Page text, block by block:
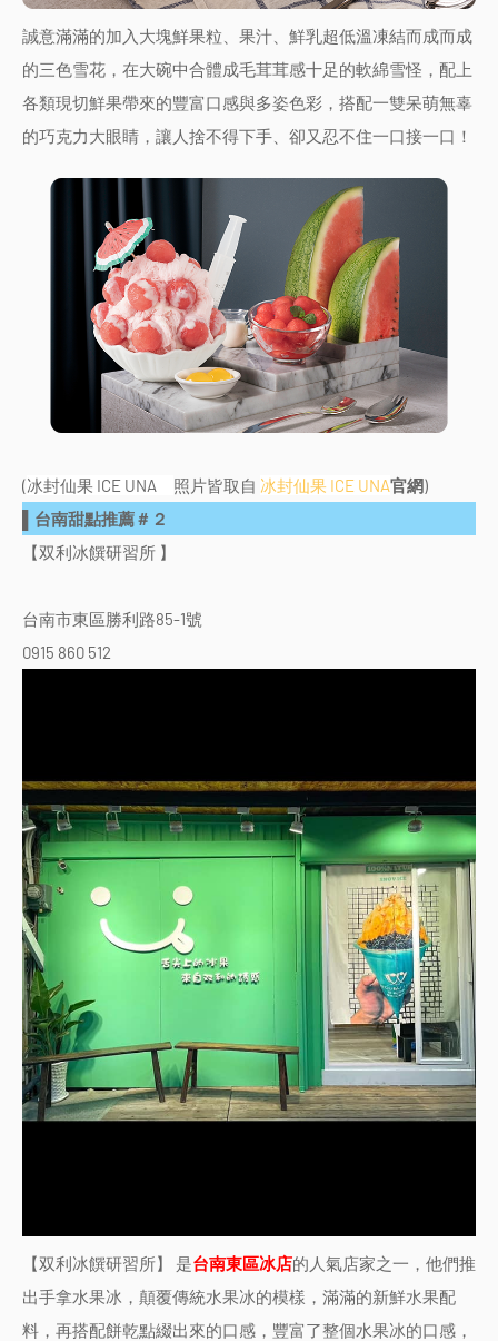
誠意滿滿的加入大塊鮮果粒、果汁、鮮乳超低溫凍結而成而成
的三色雪花，在大碗中合體成毛茸茸感十足的軟綿雪怪，配上
各類現切鮮果帶來的豐富口感與多姿色彩，搭配一雙呆萌無辜
的巧克力大眼睛，讓人捨不得下手、卻又忍不住一口接一口！
(冰封仙果 ICE UNA 照片皆取自 冰封仙果 ICE UNA官網)
▌台南甜點推薦＃２
【双利冰饌研習所 】
台南市東區勝利路85-1號
0915 860 512
【双利冰饌研習所】 是台南東區冰店的人氣店家之一，他們推
出手拿水果冰，顛覆傳統水果冰的模樣，滿滿的新鮮水果配
料，再搭配餅乾點綴出來的口感，豐富了整個水果冰的口感，